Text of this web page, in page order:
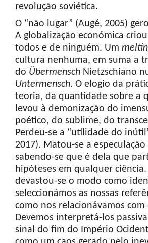
revolução soviética.
O “não lugar” (Augé, 2005)
A globalização económica
todos e de ninguém. Um
cultura nenhuma, em suma a
do Übermensch Nietzschiano
Untermensch. O elogio da
teoria, da quantidade sobre a
levou à demonização do
poético, do sublime, do
Perdeu-se a “utilidade do
2017). Matou-se a especulação
sabendo-se que é dela que
hipóteses em qualquer ciência.
devastou-se o modo como
seleccionámos as nossas
como nos relacionávamos
Devemos interpretá-los
sinal do fim do Império